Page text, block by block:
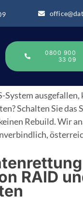
0800 900
33 09
System
Schalten Sie das
Rebuild. Wir
RAID